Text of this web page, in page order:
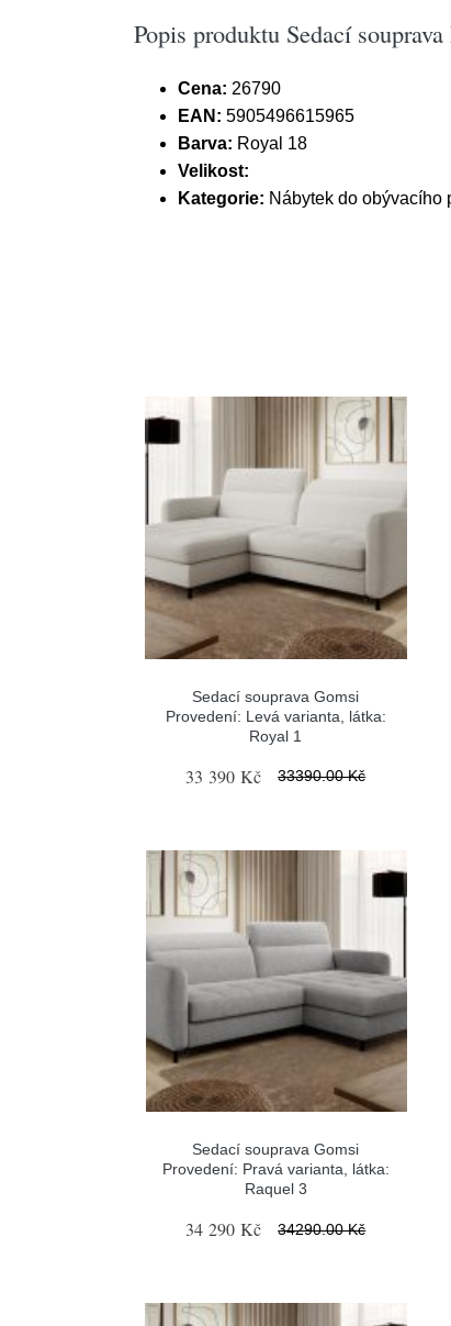
Popis produktu Sedací
Cena: 26790
EAN: 5905496615965
Barva: Royal 18
Velikost:
Kategorie: Nábytek do obývacího
Sedací souprava Gomsi
Provedení: Levá varianta, látka:
Royal 1
33 390 Kč 33390.00 Kč
Sedací souprava Gomsi
Provedení: Pravá varianta, látka:
Raquel 3
34 290 Kč 34290.00 Kč